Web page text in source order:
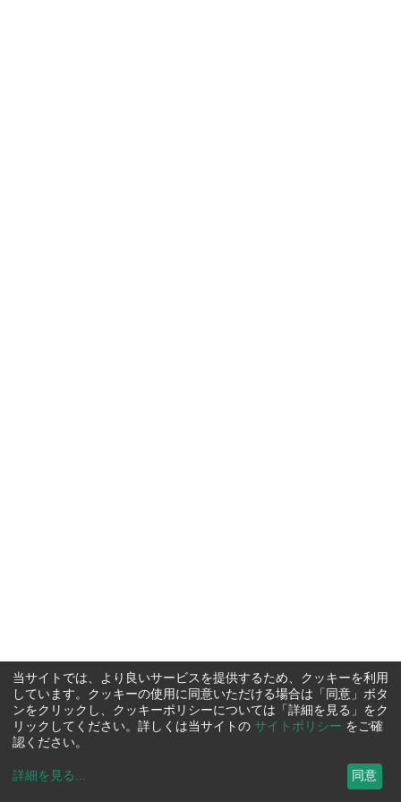
当サイトでは、より良いサービスを提供するため、クッキーを利用
しています。クッキーの使用に同意いただける場合は「同意」ボタ
ンをクリックし、クッキーポリシーについては「詳細を見る」をク
リックしてください。詳しくは当サイトの サイトポリシー をご確
認ください。
詳細を見る ... 同意